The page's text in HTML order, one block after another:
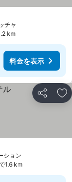
チャ
km
料金を表示
シェア お
ション
1.6 km